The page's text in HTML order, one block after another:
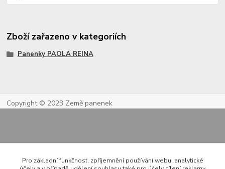
Zboží zařazeno v kategoriích
Panenky PAOLA REINA
Copyright © 2023 Země panenek
Pro základní funkčnost, zpříjemnění používání webu, analytické